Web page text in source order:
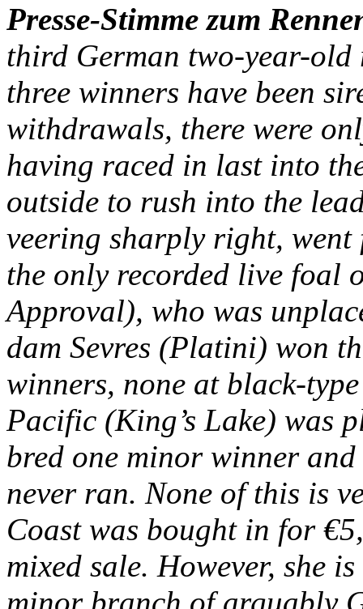
Presse-Stimme zum
third German two-year-
three winners have been
withdrawals, there were
having raced in last into
outside to rush into the
veering sharply right,
the only recorded live foal
Approval), who was
dam Sevres (Platini) won
winners, none at black-
Pacific (King’s Lake) was
bred one minor winner
never ran. None of this is
Coast was bought in for
mixed sale. However, she
minor branch of arguably